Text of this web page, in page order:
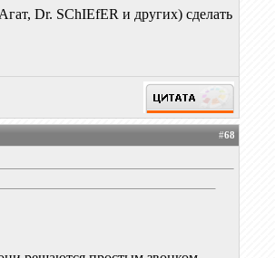
Dr. SChIEfER и других) сделать
#68